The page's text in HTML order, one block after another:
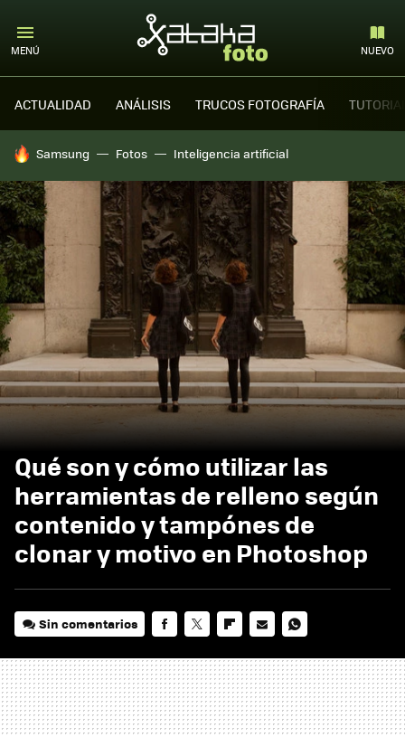
MENÚ NUEVO
ACTUALIDAD ANÁLISIS TRUCOS FOTOGRAFÍA
HOY SE HABLA DE
Samsung Fotos Inteligencia artificial
Qué son y cómo utilizar las
herramientas de relleno según
contenido y tampónes de
clonar y motivo en Photoshop
Sin comentarios
MAIL